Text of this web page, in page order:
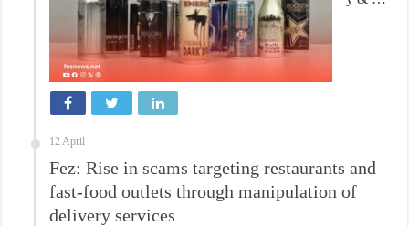
12 April
Fez: Rise in scams targeting restaurants and
fast-food outlets through manipulation of
delivery services